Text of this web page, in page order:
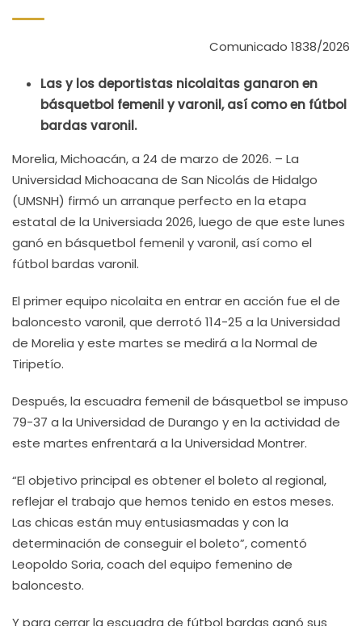
Comunicado 1838/2026
Las y los deportistas nicolaitas ganaron en
básquetbol femenil y varonil, así como en fútbol
bardas varonil.
Morelia, Michoacán, a 24 de marzo de 2026. – La
Universidad Michoacana de San Nicolás de Hidalgo
(UMSNH) firmó un arranque perfecto en la etapa
estatal de la Universiada 2026, luego de que este lunes
ganó en básquetbol femenil y varonil, así como el
fútbol bardas varonil.
El primer equipo nicolaita en entrar en acción fue el de
baloncesto varonil, que derrotó 114-25 a la Universidad
de Morelia y este martes se medirá a la Normal de
Tiripetío.
Después, la escuadra femenil de básquetbol se impuso
79-37 a la Universidad de Durango y en la actividad de
este martes enfrentará a la Universidad Montrer.
“El objetivo principal es obtener el boleto al regional,
reflejar el trabajo que hemos tenido en estos meses.
Las chicas están muy entusiasmadas y con la
determinación de conseguir el boleto”, comentó
Leopoldo Soria, coach del equipo femenino de
baloncesto.
Y para cerrar la escuadra de fútbol bardas ganó sus